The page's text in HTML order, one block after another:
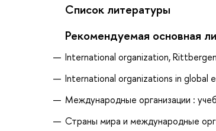
Список литературы
Рекомендуемая основная
International organization,
International organizations in global
Международные организации :
Страны мира и международные